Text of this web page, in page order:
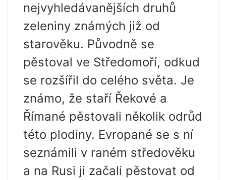
nejvyhledávanějších druhů
zeleniny známých již od
starověku. Původně se
pěstoval ve Středomoří, odkud
se rozšířil do celého světa. Je
známo, že staří Řekové a
Římané pěstovali několik odrůd
této plodiny. Evropané se s ní
seznámili v raném středověku
a na Rusi ji začali pěstovat od